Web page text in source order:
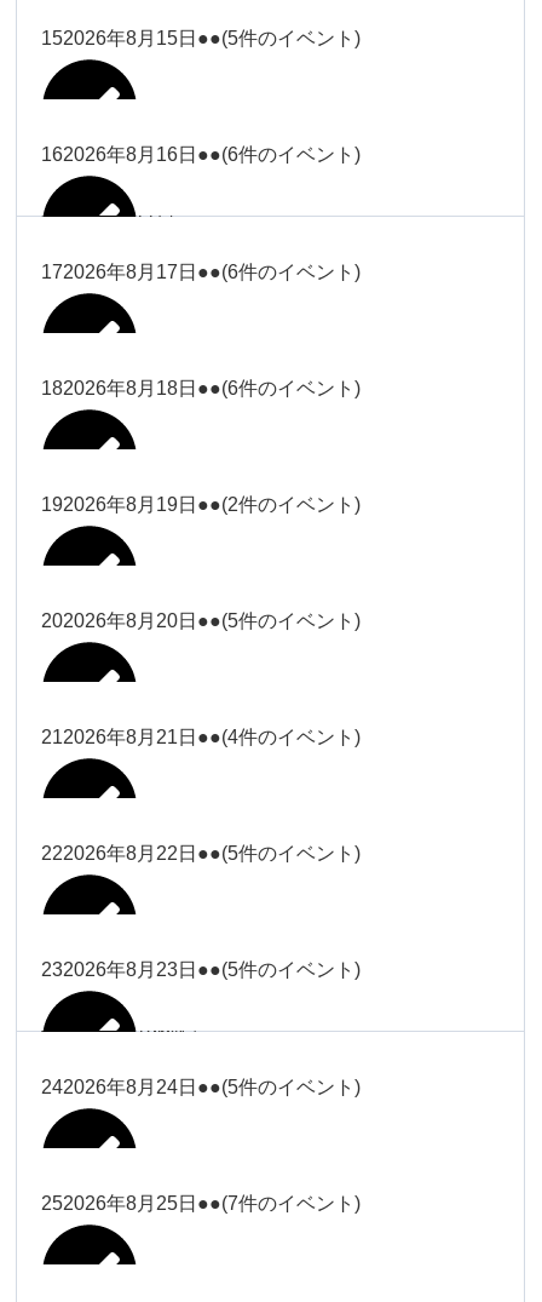
院長
Close Close
2026年8月1日
関谷（17-19時）
院長
Close Close
2026年8月2日
関谷（17-
19時）
関谷（17-19時）
院長
Close Close
2026年8月3日
2026年8月4日
院長
院長
2026年8月7日
関谷（17-
Close
関谷（17-19時）
2026年8月7日
Close
武井
2026年8月8日
関谷（17-
Close
関谷（17-19時）
2026年8月8日
院長
院長
大西
大西
小林
Close
2026年8月9日
ー18時）
Close Close
2026年8月9日
19時）
Close Close
2026年8月9日
松本（9時ー18時）
2026年8月10日
Close
武井
2026年8月10日
関谷（17-
Close
関谷（17-19時）
2026年8月10日
院長
院長
小林
Close Close
小林
2026年8月11日
時ー19
時）
松本（17時ー19時）
武井
Close
2026年8月11日
Close Close
院長
2026年8月11日
松本
Close Close
松本
2026年8月12日
塩川
Close Close
大西
2026年8月13日
武井
武井
関谷（17-
19時）
関谷（17-19時）
院長
Close Close
塩川
塩川
松本（9時
ー18時）
Close Close
松本（9時ー18時）
2026年8月14日
Close
武井
2026年8月14日
関谷（17-
Close
関谷（17-19時）
2026年8月14日
152026年8月15日 ●●(5件のイベント)
冨田（9時
Close Close
冨田（9時ー18時）
2026年8月15日
小林
Close Close
2026年8月15日
Close
武井
2026年8月15日
関谷（17-
Close
関谷（17-19時）
162026年8月16日 ●●(6件のイベント)
大西
大西
Close Close
小林
2026年8月16日
武井(9時ー
Close
武井(9時ー18時)
2026年8月16日
無題のイベ
172026年8月17日 ●●(6件のイベント)
塩川
塩川
大西
Close Close
大西
2026年8月17日
小林
小林
182026年8月18日 ●●(6件のイベント)
冨田（17
時）
Close Close
2026年8月18日
大西（9時
ー18時）
Close Close
大西（9時ー18時）
2026年8月18日
小林
192026年8月19日 ●●(2件のイベント)
冨田
冨田
塩川
Close Close
塩川
2026年8月19日
202026年8月20日 ●●(5件のイベント)
冨田
冨田
Close Close
塩川
2026年8月20日
212026年8月21日 ●●(4件のイベント)
塩川
塩川
松本（9時
ー18時）
Close Close
222026年8月22日 ●●(5件のイベント)
冨田（9時
Close Close
冨田（9時ー18時）
2026年8月22日
232026年8月23日 ●●(5件のイベント)
小林
小林
242026年8月24日 ●●(5件のイベント)
大西
252026年8月25日 ●●(7件のイベント)